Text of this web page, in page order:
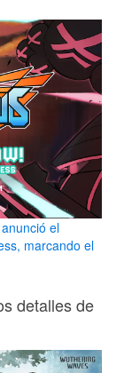
el
marcando el
detalles de